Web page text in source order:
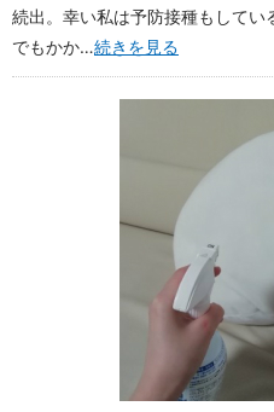
続出。幸い私は予防接種もして
でもかか…続きを見る